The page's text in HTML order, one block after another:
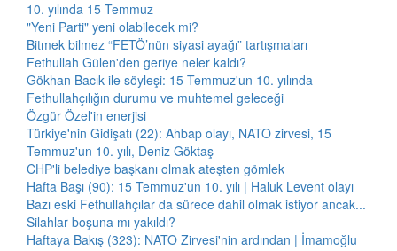
10. yılında 15 Temmuz
"Yeni Parti" yeni olabilecek mi?
Bitmek bilmez “FETÖ’nün siyasi ayağı” tartışmaları
Fethullah Gülen'den geriye neler kaldı?
Gökhan Bacık ile söyleşi: 15 Temmuz'un 10. yılında
Fethullahçılığın durumu ve muhtemel geleceği
Özgür Özel'in enerjisi
Türkiye'nin Gidişatı (22): Ahbap olayı, NATO zirvesi, 15
Temmuz'un 10. yılı, Deniz Göktaş
CHP'li belediye başkanı olmak ateşten gömlek
Hafta Başı (90): 15 Temmuz'un 10. yılı | Haluk Levent olayı
Bazı eski Fethullahçılar da sürece dahil olmak istiyor ancak...
Silahlar boşuna mı yakıldı?
Haftaya Bakış (323): NATO Zirvesi'nin ardından | İmamoğlu